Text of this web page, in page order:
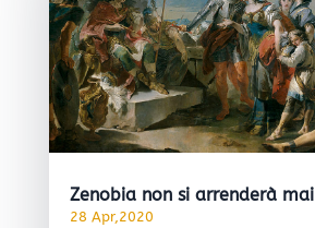
Zenobia non si arrenderà mai
28 Apr,2020